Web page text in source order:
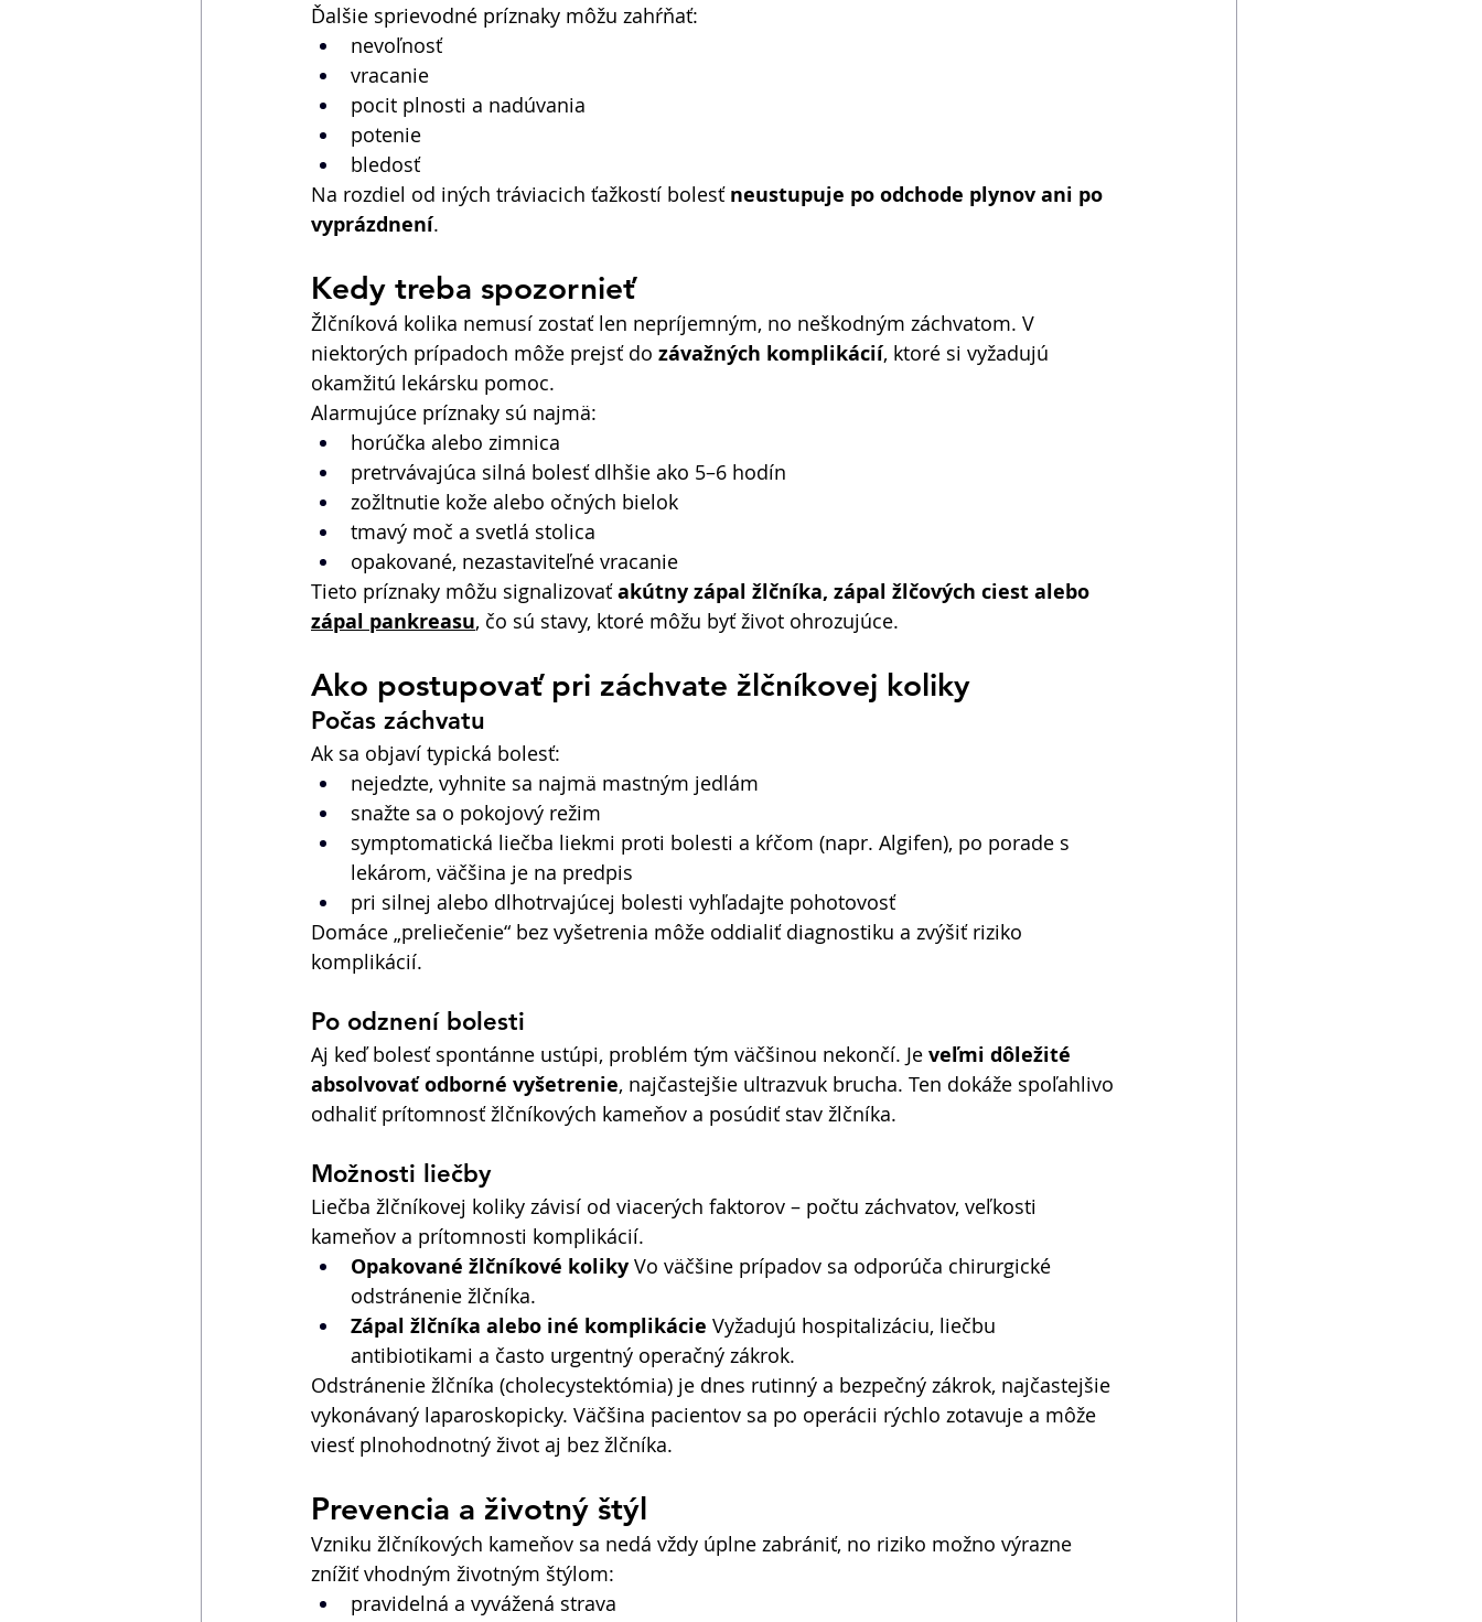
Ďalšie sprievodné príznaky môžu zahŕňať:
nevoľnosť
vracanie
pocit plnosti a nadúvania
potenie
bledosť
Na rozdiel od iných tráviacich ťažkostí bolesť neustupuje po odchode plynov ani po
vyprázdnení.
Kedy treba spozornieť
Žlčníková kolika nemusí zostať len nepríjemným, no neškodným záchvatom. V
niektorých prípadoch môže prejsť do závažných komplikácií, ktoré si vyžadujú
okamžitú lekársku pomoc.
Alarmujúce príznaky sú najmä:
horúčka alebo zimnica
pretrvávajúca silná bolesť dlhšie ako 5–6 hodín
zožltnutie kože alebo očných bielok
tmavý moč a svetlá stolica
opakované, nezastaviteľné vracanie
Tieto príznaky môžu signalizovať akútny zápal žlčníka, zápal žlčových ciest alebo
zápal pankreasu, čo sú stavy, ktoré môžu byť život ohrozujúce.
Ako postupovať pri záchvate žlčníkovej koliky
Počas záchvatu
Ak sa objaví typická bolesť:
nejedzte, vyhnite sa najmä mastným jedlám
snažte sa o pokojový režim
symptomatická liečba liekmi proti bolesti a kŕčom (napr. Algifen), po porade s
lekárom, väčšina je na predpis
pri silnej alebo dlhotrvajúcej bolesti vyhľadajte pohotovosť
Domáce „preliečenie“ bez vyšetrenia môže oddialiť diagnostiku a zvýšiť riziko
komplikácií.
Po odznení bolesti
Aj keď bolesť spontánne ustúpi, problém tým väčšinou nekončí. Je veľmi dôležité
absolvovať odborné vyšetrenie, najčastejšie ultrazvuk brucha. Ten dokáže spoľahlivo
odhaliť prítomnosť žlčníkových kameňov a posúdiť stav žlčníka.
Možnosti liečby
Liečba žlčníkovej koliky závisí od viacerých faktorov – počtu záchvatov, veľkosti
kameňov a prítomnosti komplikácií.
Opakované žlčníkové koliky Vo väčšine prípadov sa odporúča chirurgické
odstránenie žlčníka.
Zápal žlčníka alebo iné komplikácie Vyžadujú hospitalizáciu, liečbu
antibiotikami a často urgentný operačný zákrok.
Odstránenie žlčníka (cholecystektómia) je dnes rutinný a bezpečný zákrok, najčastejšie
vykonávaný laparoskopicky. Väčšina pacientov sa po operácii rýchlo zotavuje a môže
viesť plnohodnotný život aj bez žlčníka.
Prevencia a životný štýl
Vzniku žlčníkových kameňov sa nedá vždy úplne zabrániť, no riziko možno výrazne
znížiť vhodným životným štýlom:
pravidelná a vyvážená strava